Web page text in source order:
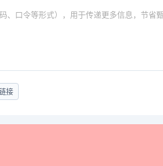
、口令等形式），用于传递更多信息，节省
接